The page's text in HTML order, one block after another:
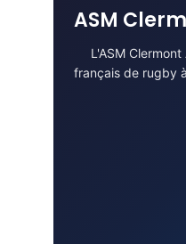
ASM
L'ASM
français de rugby